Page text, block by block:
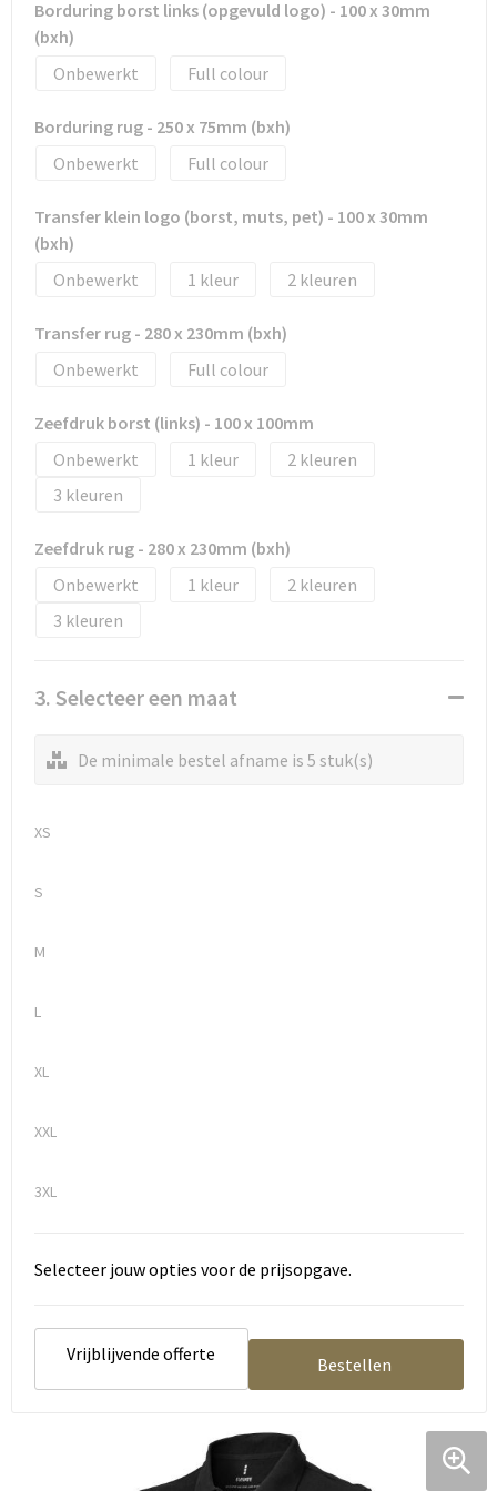
Tassen en Rugzakken
Textiel
Verzorging en Wellness
Vrije tijd en reizen
Ondergoed, Sokken en Nachtkleding
Hemden en blouses
Peuters en Baby's
Sport
Borduring borst links (opgevuld logo) - 100 x 30mm
(bxh)
Onbewerkt
Full colour
Borduring rug - 250 x 75mm (bxh)
Onbewerkt
Full colour
Transfer klein logo (borst, muts, pet) - 100 x 30mm
(bxh)
Onbewerkt
1 2
Transfer rug - 280 x 230mm (bxh)
Onbewerkt
Full colour
Zeefdruk borst (links) - 100 x 100mm
Onbewerkt
1
2
3
Zeefdruk rug - 280 x 230mm (bxh)
Onbewerkt
1
2
3
3. Selecteer een maat
De minimale bestel afname is 5 stuk(s)
XS
S
M
L
XL
XXL
3XL
Selecteer jouw opties voor de prijsopgave.
Vrijblijvende offerte Bestellen